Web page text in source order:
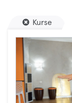
Kurse